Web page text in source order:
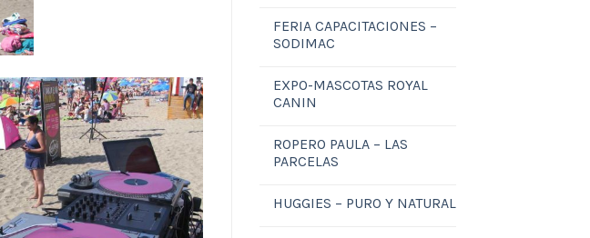
FERIA CAPACITACIONES –
SODIMAC
EXPO-MASCOTAS ROYAL
CANIN
ROPERO PAULA – LAS
PARCELAS
HUGGIES – PURO Y NATURAL